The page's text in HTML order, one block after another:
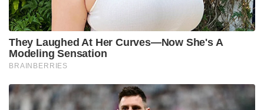
They Laughed At Her Curves—Now She's A
Modeling Sensation
BRAINBERRIES